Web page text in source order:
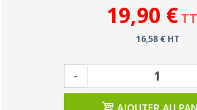
19,90 €
16,58 € HT
-